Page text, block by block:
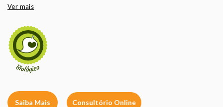
Ver mais
Saiba Mais Consultório Online